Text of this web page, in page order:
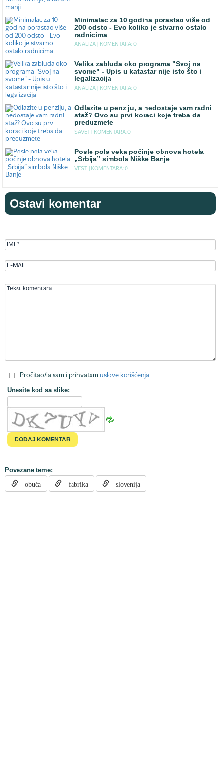
Minimalac za 10 godina porastao više od
200 odsto - Evo koliko je stvarno ostalo
radnicima
ANALIZA | KOMENTARA: 0
Velika zabluda oko programa "Svoj na
svome" - Upis u katastar nije isto što i
legalizacija
ANALIZA | KOMENTARA: 0
Odlazite u penziju, a nedostaje vam radni
staž? Ovo su prvi koraci koje treba da
preduzmete
SAVET | KOMENTARA: 0
Posle pola veka počinje obnova hotela
„Srbija” simbola Niške Banje
VEST | KOMENTARA: 0
Ostavi komentar
Pročitao/la sam i prihvatam uslove korišćenja
Unesite kod sa slike:
Povezane teme:
obuća fabrika slovenija